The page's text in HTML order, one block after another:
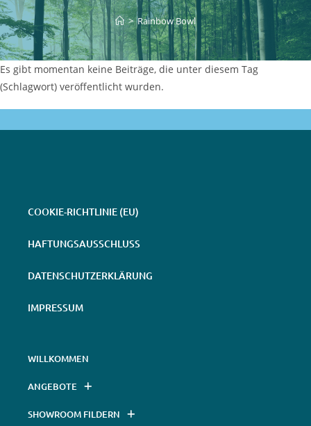
> Rainbow Bowl
Es gibt momentan keine Beiträge, die unter diesem Tag
(Schlagwort) veröffentlicht wurden.
COOKIE-RICHTLINIE (EU)
HAFTUNGSAUSSCHLUSS
DATENSCHUTZERKLÄRUNG
IMPRESSUM
WILLKOMMEN
ANGEBOTE
SHOWROOM FILDERN